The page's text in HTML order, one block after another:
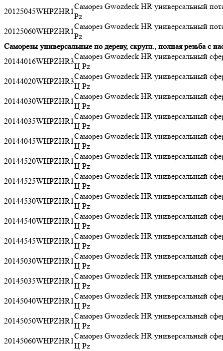
20125045WHPZHR1
Саморез Gwozdeck HR универсальный
Pz
20125060WHPZHR1
Саморез Gwozdeck HR универсальный
Pz
Саморезы универсальные по дереву, скругл., полная резьба с
20144016WHPZHR3
Саморез Gwozdeck HR универсальный
Ц Pz
20144020WHPZHR3
Саморез Gwozdeck HR универсальный
Ц Pz
20144030WHPZHR1
Саморез Gwozdeck HR универсальный
Ц Pz
20144035WHPZHR1
Саморез Gwozdeck HR универсальный
Ц Pz
20144045WHPZHR1
Саморез Gwozdeck HR универсальный
Ц Pz
20144520WHPZHR1
Саморез Gwozdeck HR универсальный
Ц Pz
20144525WHPZHR1
Саморез Gwozdeck HR универсальный
Ц Pz
20144530WHPZHR1
Саморез Gwozdeck HR универсальный
Ц Pz
20144540WHPZHR1
Саморез Gwozdeck HR универсальный
Ц Pz
20144545WHPZHR1
Саморез Gwozdeck HR универсальный
Ц Pz
20145030WHPZHR1
Саморез Gwozdeck HR универсальный
Ц Pz
20145035WHPZHR1
Саморез Gwozdeck HR универсальный
Ц Pz
20145040WHPZHR1
Саморез Gwozdeck HR универсальный
Ц Pz
20145050WHPZHR1
Саморез Gwozdeck HR универсальный
Ц Pz
20145060WHPZHR1
Саморез Gwozdeck HR универсальный
Ц Pz